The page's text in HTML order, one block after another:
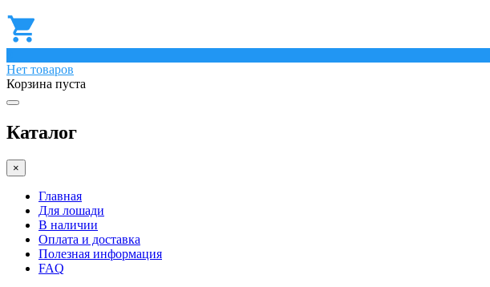
Нет товаров
Корзина пуста
Каталог
×
Главная
Для лошади
В наличии
Оплата и доставка
Полезная информация
FAQ